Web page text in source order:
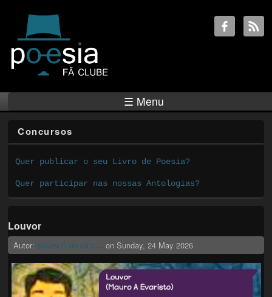
☰ Menu
Concursos
Quer publicar o seu Livro de Poesia?
Quer participar nas nossas Antologias?
Louvor
Autor: Mauro Antonio E... on Sunday, 24 May 2026